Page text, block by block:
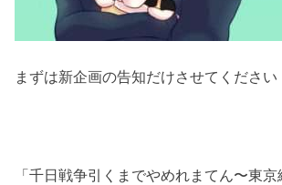
まずは新企画の告知だけさせてください
「千日戦争引くまでやめれまてん〜東京